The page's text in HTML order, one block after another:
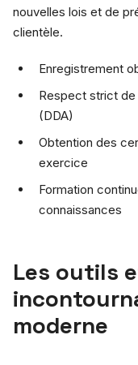
nouvelles lois et de
clientèle.
Enregistrement
Respect strict de
(DDA)
Obtention des
exercice
Formation
connaissances
Les outils
moderne